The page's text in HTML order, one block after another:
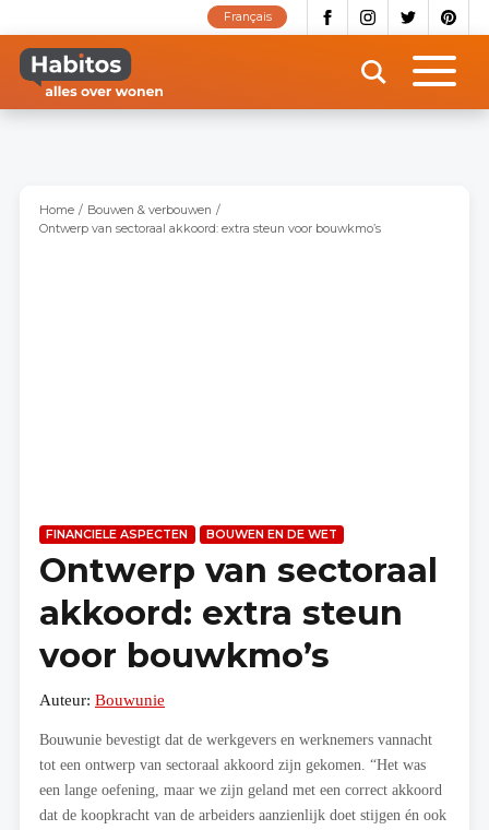
naar
inhoud
gaan
Français
Home
Bouwen & verbouwen
Ontwerp van sectoraal akkoord: extra steun voor bouwkmo’s
FINANCIELE ASPECTEN BOUWEN EN DE WET
Ontwerp van sectoraal
akkoord: extra steun
voor bouwkmo’s
Auteur: Bouwunie
Bouwunie bevestigt dat de werkgevers en werknemers vannacht
tot een ontwerp van sectoraal akkoord zijn gekomen. “Het was
een lange oefening, maar we zijn geland met een correct akkoord
dat de koopkracht van de arbeiders aanzienlijk doet stijgen én ook